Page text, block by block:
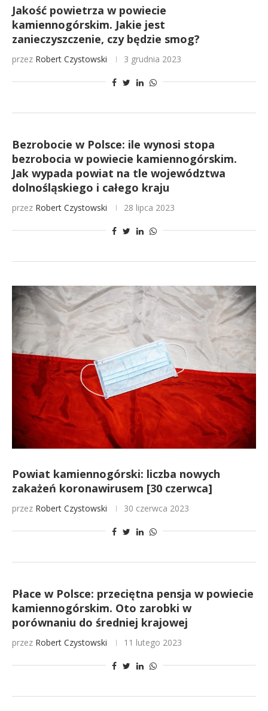
Jakość powietrza w powiecie
kamiennogórskim. Jakie jest
zanieczyszczenie, czy będzie smog?
przez Robert Czystowski 3 grudnia 2023
Bezrobocie w Polsce: ile wynosi stopa
bezrobocia w powiecie kamiennogórskim.
Jak wypada powiat na tle województwa
dolnośląskiego i całego kraju
przez Robert Czystowski 28 lipca 2023
Powiat kamiennogórski: liczba nowych
zakażeń koronawirusem [30 czerwca]
przez Robert Czystowski 30 czerwca 2023
Płace w Polsce: przeciętna pensja w powiecie
kamiennogórskim. Oto zarobki w
porównaniu do średniej krajowej
przez Robert Czystowski 11 lutego 2023